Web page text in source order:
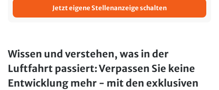
Jetzt eigene Stellenanzeige schalten
Wissen und verstehen, was in der
Luftfahrt passiert: Verpassen Sie keine
Entwicklung mehr - mit den exklusiven